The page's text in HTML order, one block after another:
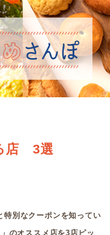
店 3選
別なクーポンを知ってい
のオススメ店を3店ピッ